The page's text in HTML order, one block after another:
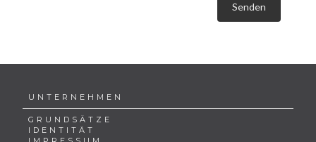
Senden
UNTERNEHMEN
GRUNDSÄTZE
IDENTITÄT